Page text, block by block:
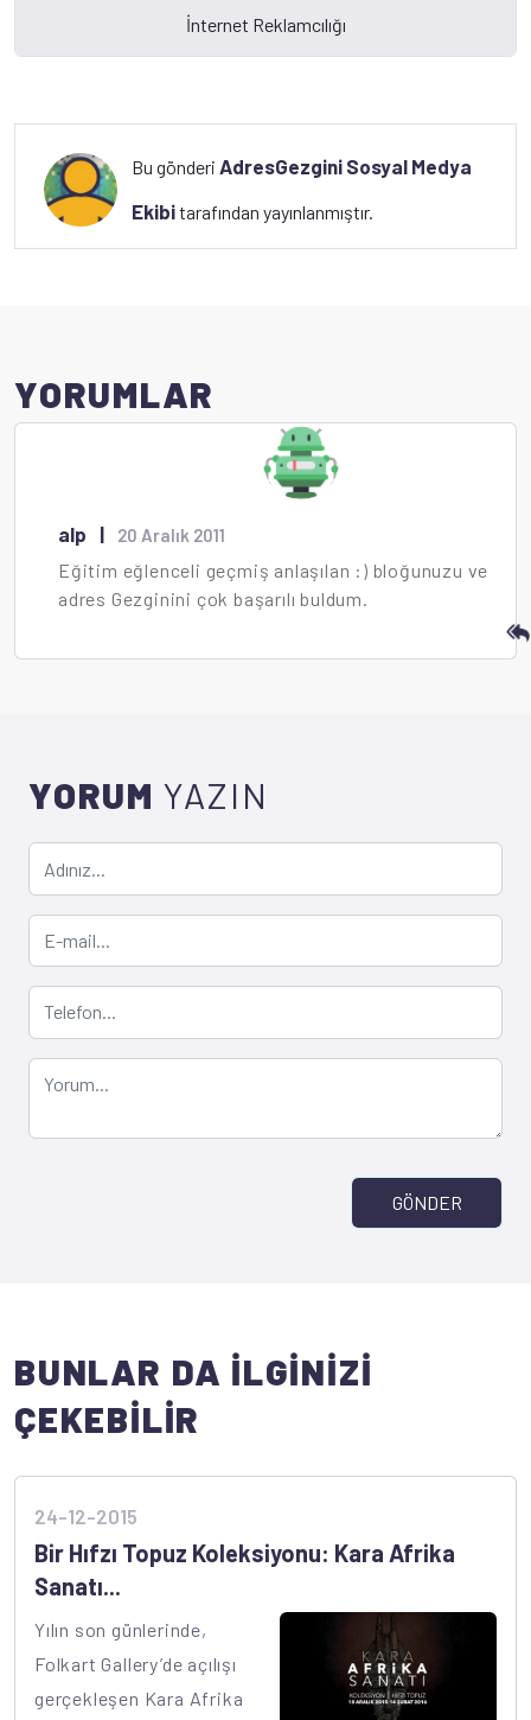
Bu gönderiAdresGezgini Sosyal Medya
Ekibitarafından yayınlanmıştır.
YORUMLAR
alp | 20 Aralık 2011
Eğitim eğlenceli geçmiş anlaşılan :) bloğunuzu ve
adres Gezginini çok başarılı buldum.
YORUM YAZIN
GÖNDER
BUNLAR DA İLGİNİZİ
ÇEKEBİLİR
24-12-2015
Bir Hıfzı Topuz Koleksiyonu: Kara Afrika
Sanatı...
Yılın son günlerinde,
Folkart Gallery’de açılışı
gerçekleşen Kara Afrika